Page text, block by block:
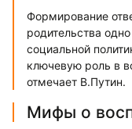
Формирование
родительства
социальной
ключевую роль в
отмечает В.Путин.
Мифы о